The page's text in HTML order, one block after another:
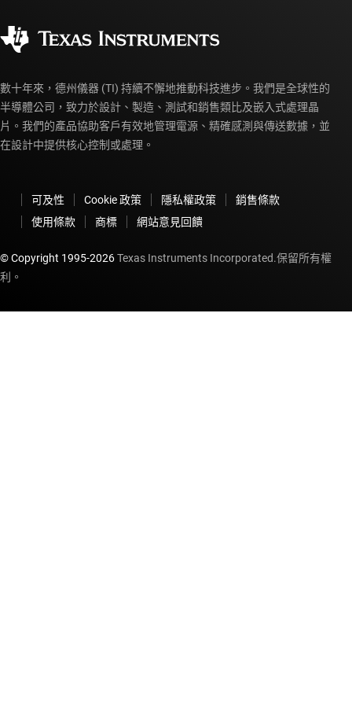
myTI 帳戶常見問題解答
數十年來，德州儀器 (TI) 持續不懈地推動科技進步。我們是全球性的
半導體公司，致力於設計、製造、測試和銷售類比及嵌入式處理晶
片。我們的產品協助客戶有效地管理電源、精確感測與傳送數據，並
在設計中提供核心控制或處理。
可及性 Cookie 政策 隱私權政策
銷售條款
使用條款
商標 網站意見回饋
© Copyright 1995-2026Texas Instruments Incorporated.保留所有權
利。